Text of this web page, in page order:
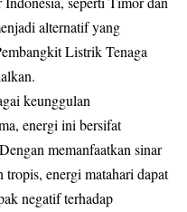
alternatif yang
Listrik Tenaga
keunggulan
energi ini bersifat
memanfaatkan sinar
energi matahari dapat
negatif terhadap